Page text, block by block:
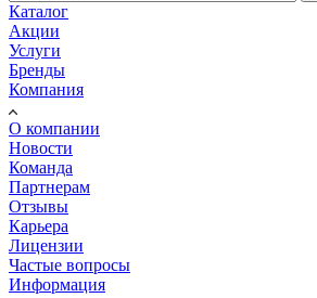
Каталог
Акции
Услуги
Бренды
Компания
О компании
Новости
Команда
Партнерам
Отзывы
Карьера
Лицензии
Частые вопросы
Информация